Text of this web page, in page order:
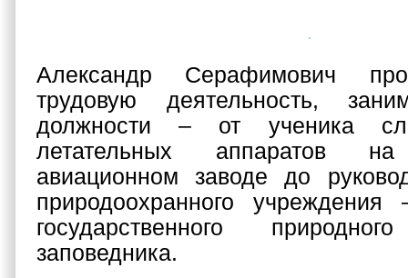
Александр Серафимович
трудовую деятельность,
должности – от ученика
летательных аппаратов
авиационном заводе до
природоохранного учреждения
государственного
заповедника.